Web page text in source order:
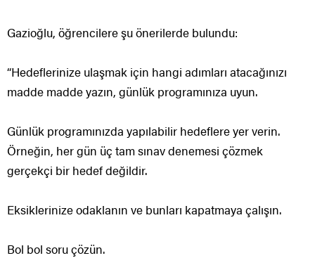
Gazioğlu, öğrencilere şu önerilerde bulundu:
“Hedeflerinize ulaşmak için hangi adımları atacağınızı
madde madde yazın, günlük programınıza uyun.
Günlük programınızda yapılabilir hedeflere yer verin.
Örneğin, her gün üç tam sınav denemesi çözmek
gerçekçi bir hedef değildir.
Eksiklerinize odaklanın ve bunları kapatmaya çalışın.
Bol bol soru çözün.